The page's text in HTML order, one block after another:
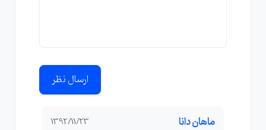
ارسال نظر
ماهان دانا 1392/11/23